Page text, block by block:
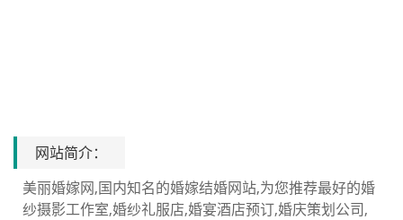
网站简介：
美丽婚嫁网,国内知名的婚嫁结婚网站,为您推荐最好的婚
纱摄影工作室,婚纱礼服店,婚宴酒店预订,婚庆策划公司,